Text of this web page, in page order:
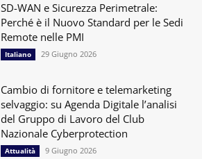
SD-WAN e Sicurezza Perimetrale:
Perché è il Nuovo Standard per le Sedi
Remote nelle PMI
Italiano 29 Giugno 2026
Cambio di fornitore e telemarketing
selvaggio: su Agenda Digitale l’analisi
del Gruppo di Lavoro del Club
Nazionale Cyberprotection
Attualità 9 Giugno 2026